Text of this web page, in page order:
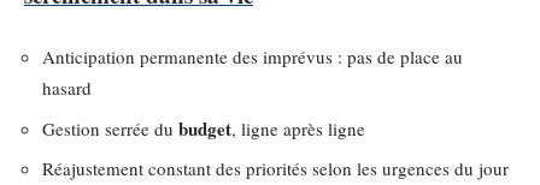
Anticipation permanente des imprévus : pas de place au
hasard
Gestion serrée du budget, ligne après ligne
Réajustement constant des priorités selon les urgences du jour